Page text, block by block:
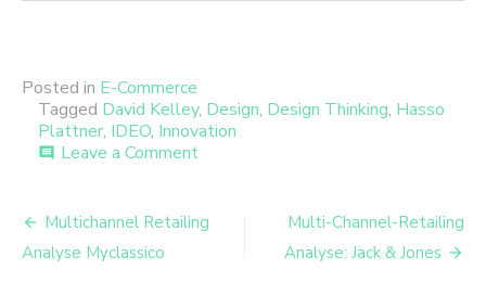
Posted in E-Commerce
Tagged David Kelley, Design, Design Thinking, Hasso
Plattner, IDEO, Innovation
comment Leave a Commenton
Problemlösung
mit
Beitrags-
Navigation
Multichannel Retailing
Analyse Myclassico
Multi-Channel-Retailing
Analyse: Jack & Jones